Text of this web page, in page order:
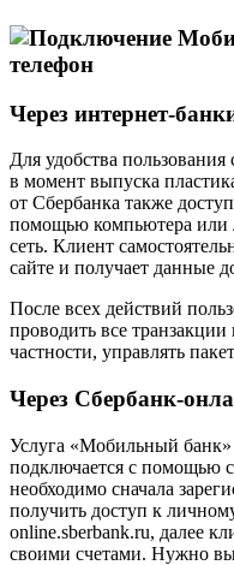
Через интернет-
Для удобства
в момент выпуска
от Сбербанка также
помощью компьютера или
сеть. Клиент
сайте и получает данные
После всех действий
проводить все
частности, управлять
Через Сбербанк-
Услуга «Мобильный банк»
подключается с помощью
необходимо сначала
получить доступ к
online.sberbank.ru, далее
своими счетами. Нужно